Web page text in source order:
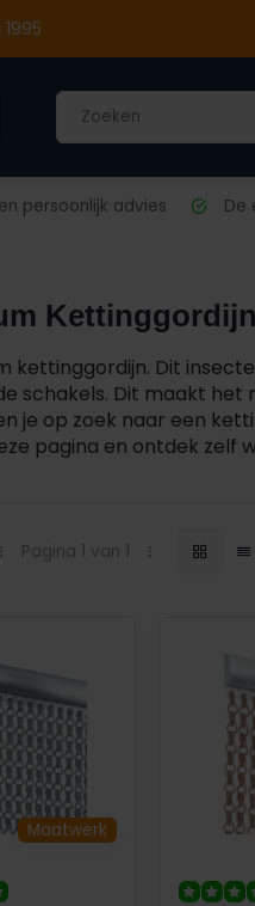
persoonlijk advies De
kettinggordijn. Dit
schakels. Dit maakt
je op zoek naar een
pagina en ontdek zelf
Pagina 1 van 1
Maatwerk